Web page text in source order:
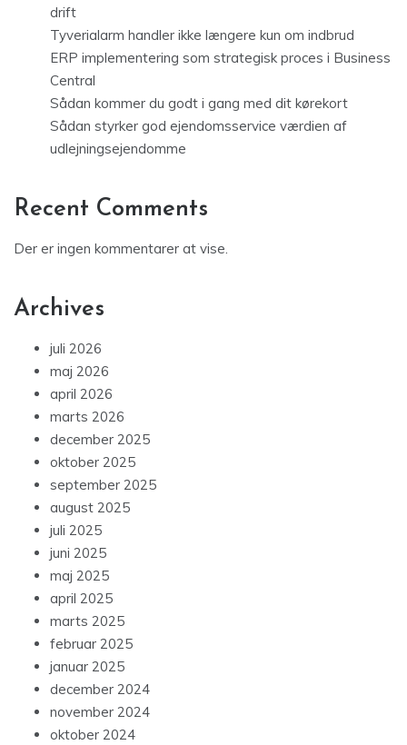
drift
Tyverialarm handler ikke længere kun om indbrud
ERP implementering som strategisk proces i Business
Central
Sådan kommer du godt i gang med dit kørekort
Sådan styrker god ejendomsservice værdien af
udlejningsejendomme
Recent Comments
Der er ingen kommentarer at vise.
Archives
juli 2026
maj 2026
april 2026
marts 2026
december 2025
oktober 2025
september 2025
august 2025
juli 2025
juni 2025
maj 2025
april 2025
marts 2025
februar 2025
januar 2025
december 2024
november 2024
oktober 2024